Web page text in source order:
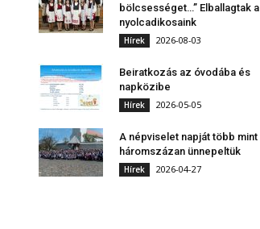
bölcsességet…” Elballagtak a
nyolcadikosaink
Hírek 2026-08-03
Beiratkozás az óvodába és
napközibe
Hírek 2026-05-05
A népviselet napját több mint
háromszázan ünnepeltük
Hírek 2026-04-27